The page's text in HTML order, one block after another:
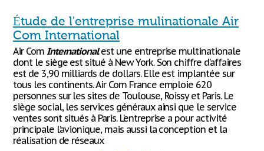
Étude de l'entreprise mulinationale Air
Com International
Air Com Internationalest une entreprise multinationale
dont le siège est situé à New York. Son chiffre d’affaires
est de 3,90 milliards de dollars. Elle est implantée sur
tous les continents. Air Com France emploie 620
personnes sur les sites de Toulouse, Roissy et Paris. Le
siège social, les services généraux ainsi que le service
ventes sont situés à Paris. L’entreprise a pour activité
principale l’avionique, mais aussi la conception et la
réalisation de réseaux